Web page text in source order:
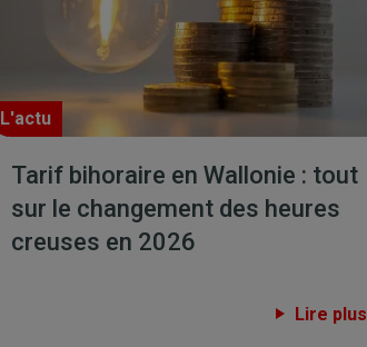
L'actu
Tarif bihoraire en Wallonie : tout
sur le changement des heures
creuses en 2026
Lire plus